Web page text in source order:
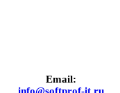
Email: